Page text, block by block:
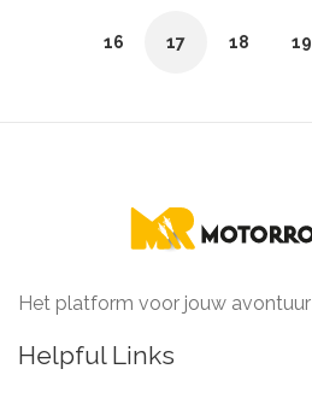
16 17 18 19
Het platform voor jouw avontuur
Helpful Links